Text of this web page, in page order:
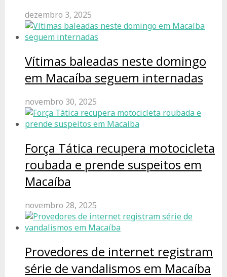
dezembro 3, 2025
Vítimas baleadas neste domingo
em Macaíba seguem internadas
novembro 30, 2025
Força Tática recupera motocicleta
roubada e prende suspeitos em
Macaíba
novembro 28, 2025
Provedores de internet registram
série de vandalismos em Macaíba